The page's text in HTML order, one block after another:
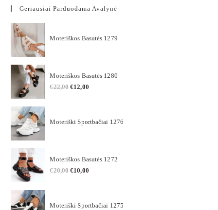
Geriausiai Parduodama Avalynė
Moteriškos Basutės 1279
Moteriškos Basutės 1280
€22,00 €12,00
Moteriški Sportbačiai 1276
Moteriškos Basutės 1272
€20,00 €10,00
Moteriški Sportbačiai 1275